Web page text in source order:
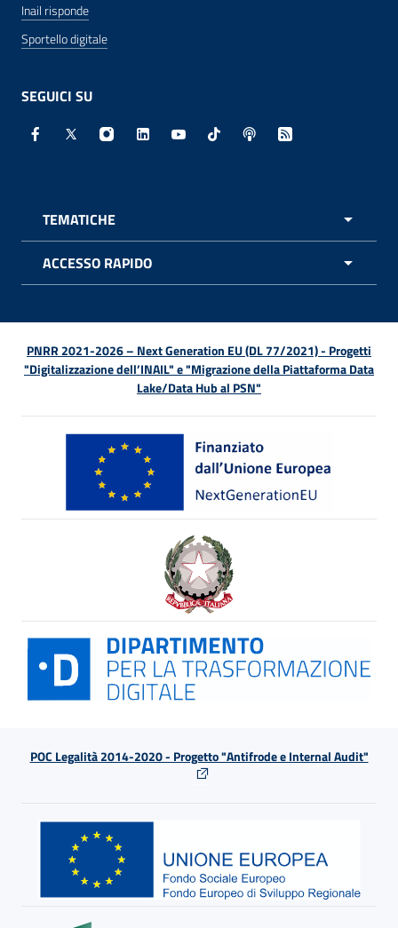
Inail risponde
Sportello digitale
SEGUICI SU
Facebook - Sito esterno - Apertura in nuova finestra
X - Sito esterno - Apertura in nuova finestra
Instagram - Sito esterno - Apertura in
Linkedin - Sito esterno - Apertura in
Youtube - Sito esterno -
TikTok - Sito esterno -
Spreaker - Sito
Feed RSS -
TEMATICHE
ACCESSO RAPIDO
PNRR 2021-2026 – Next Generation EU (DL 77/2021) - Progetti
"Digitalizzazione dell’INAIL" e "Migrazione della Piattaforma Data
Lake/Data Hub al PSN"
POC Legalità 2014-2020 - Progetto "Antifrode e Internal Audit"